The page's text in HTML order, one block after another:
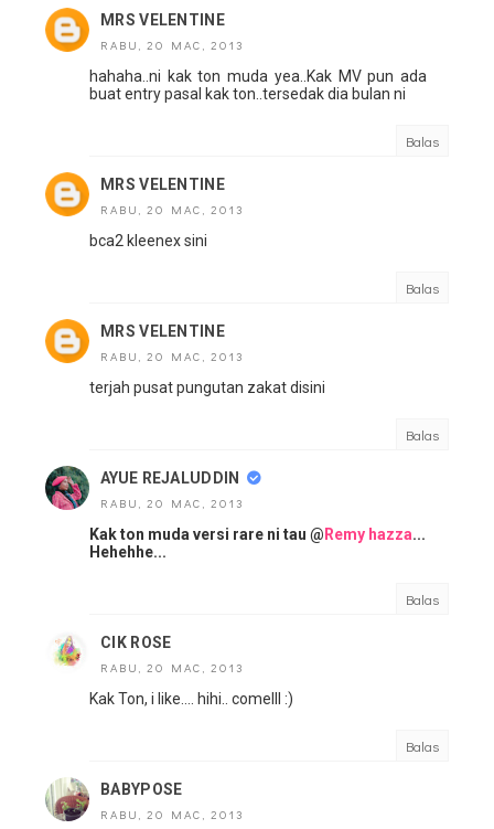
MRS VELENTINE
RABU, 20 MAC, 2013
hahaha..ni kak ton muda yea..Kak MV pun ada
buat entry pasal kak ton..tersedak dia bulan ni
Balas
MRS VELENTINE
RABU, 20 MAC, 2013
bca2 kleenex sini
Balas
MRS VELENTINE
RABU, 20 MAC, 2013
terjah pusat pungutan zakat disini
Balas
AYUE REJALUDDIN
RABU, 20 MAC, 2013
Kak ton muda versi rare ni tau @ Remy hazza...
Hehehhe...
Balas
CIK ROSE
RABU, 20 MAC, 2013
Kak Ton, i like.... hihi.. comelll :)
Balas
BABYPOSE
RABU, 20 MAC, 2013